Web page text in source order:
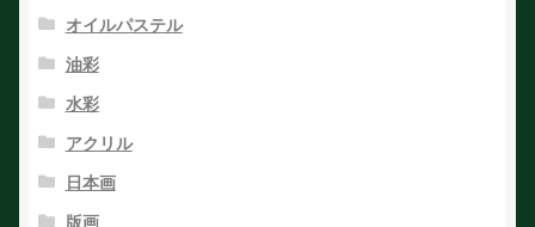
オイルパステル
油彩
水彩
アクリル
日本画
版画